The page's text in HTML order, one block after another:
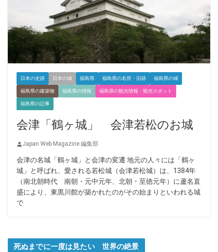
日本の史跡 日本の城 福島県 福島県の名所・旧跡 福島県の城
福島県の建築物 福島県の情報 福島県の観光情報・観光スポット
福島県の記事
会津「鶴ヶ城」 会津若松のお城
Japan Web Magazine 編集部
会津の名城「鶴ヶ城」と会津の変遷 地元の人々には「鶴ヶ
城」と呼ばれ、愛される若松城（会津若松城）は、1384年
（南北朝時代 南朝・元中元年、北朝・至徳元年）に蘆名直
盛により、東黒川館が築かれたのがその始まりといわれる城
で
死ぬまでに一度は見たい 世界の絶景